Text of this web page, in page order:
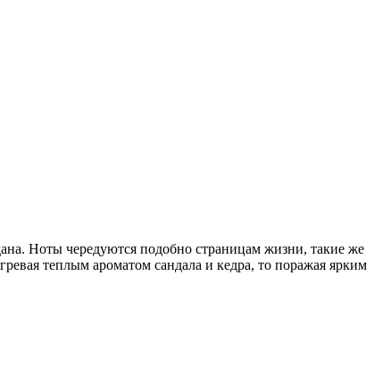
Ноты чередуются подобно страницам жизни, такие же
теплым ароматом сандала и кедра, то поражая ярким